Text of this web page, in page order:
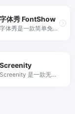
字体秀 FontShow
字体秀是一款简单免费的本地字体预览查找工具。支持自定义任意文字内容，批量预览不同字体的展示效果，还可以调整文字大小、行高间距和对齐等样式，并提供搜索筛选和星标收藏功能，能够快速对比并挑选出心仪的字体。
Screenity
Screenity 是一款无限制的 Chrome 屏幕录像机。捕捉、绘制、编辑视频等 - 所有这些都无需登录，完全私密且开源。